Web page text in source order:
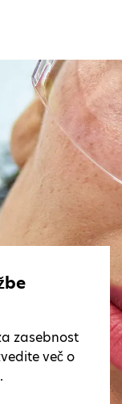
zasebnost
več o